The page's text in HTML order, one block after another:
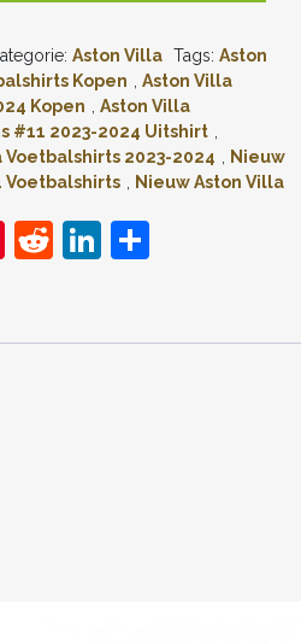
Aston Villa Tags:Aston
Kopen
,Aston Villa
Kopen
,Aston Villa
#11 2023-2024 Uitshirt
2023-2024
Nieuw
Voetbalshirts
Nieuw Aston Villa
Pi
e
R
di
Li
e n